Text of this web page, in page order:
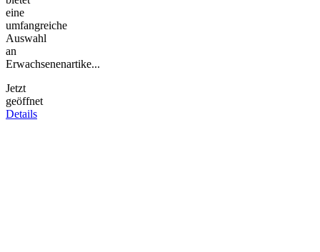
eine
umfangreiche
Auswahl
an
Erwachsenenartike...
Jetzt
geöffnet
Details